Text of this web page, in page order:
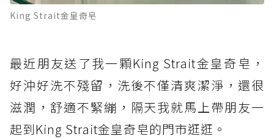
King Strait金皇奇皂
最近朋友送了我一顆King Strait金皇奇皂，
好沖好洗不殘留，洗後不僅清爽潔淨，還很
滋潤，舒適不緊繃，隔天我就馬上帶朋友一
起到King Strait金皇奇皂的門市逛逛。